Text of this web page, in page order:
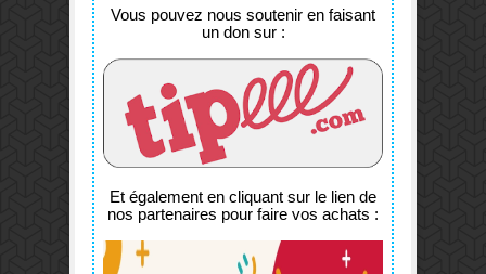
Vous pouvez nous soutenir en faisant
un don sur :
Et également en cliquant sur le lien de
nos partenaires pour faire vos achats :